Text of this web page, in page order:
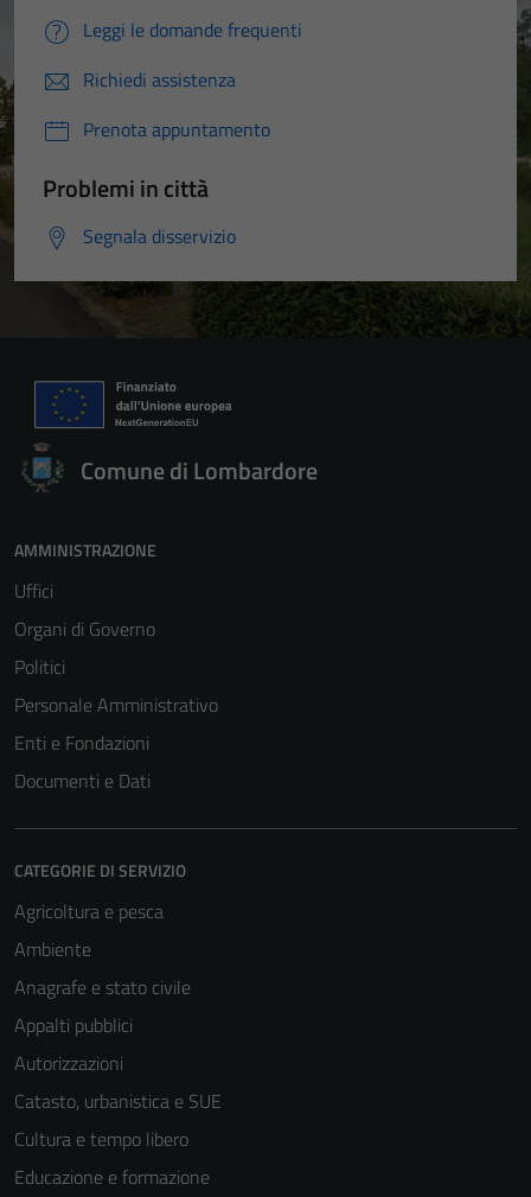
Leggi le domande frequenti
Richiedi assistenza
Prenota appuntamento
Problemi in città
Segnala disservizio
Comune di Lombardore
AMMINISTRAZIONE
Uffici
Organi di Governo
Politici
Personale Amministrativo
Enti e Fondazioni
Documenti e Dati
CATEGORIE DI SERVIZIO
Agricoltura e pesca
Ambiente
Anagrafe e stato civile
Appalti pubblici
Autorizzazioni
Catasto, urbanistica e SUE
Cultura e tempo libero
Educazione e formazione